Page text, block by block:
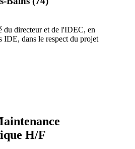
du directeur et de l'IDEC, en
IDE, dans le respect du projet
H/F